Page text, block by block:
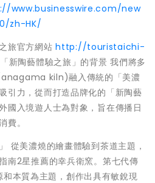
www.businesswire.com/new
zh-HK/
旅官方網站http://touristaichi-
「新陶藝體驗之旅」的背景 我們將多
kiln)融入傳統的「美濃
引力，從而打造品牌化的「新陶藝
國入境遊人士為對象，旨在傳播日
費。
從美濃燒的繪畫體驗到茶道主題，
南2星推薦的幸兵衛窯。第七代傳
本質為主題，創作出具有敏銳現